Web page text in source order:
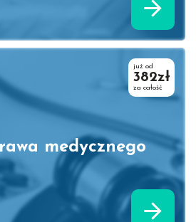
już od
382zł
za całość
medycznego